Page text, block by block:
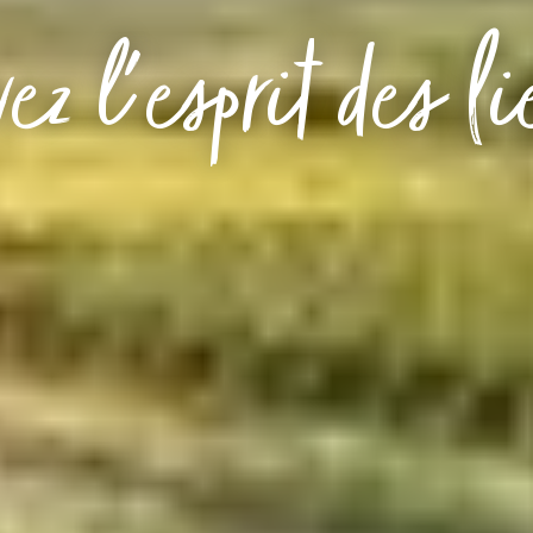
l'esprit des